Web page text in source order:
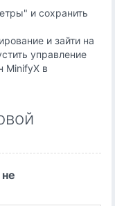
и сохранить
и зайти на
управление
MinifyX в
не